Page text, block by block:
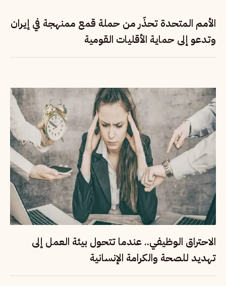
الأمم المتحدة تحذّر من حملة قمع ممنهجة في إيران
وتدعو إلى حماية الأقليات القومية
الاحتراق الوظيفي.. عندما تتحول بيئة العمل إلى
تهديد للصحة والكرامة الإنسانية